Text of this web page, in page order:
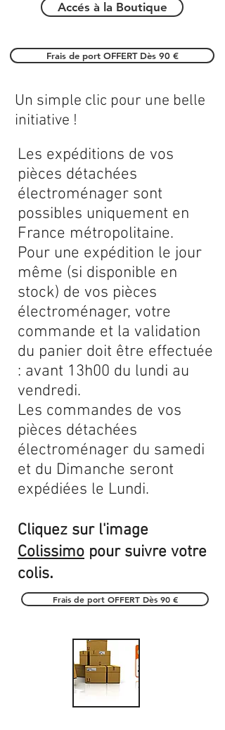
Accés à la Boutique
Frais de port OFFERT Dès 90 €
Les expéditions de vos
pièces détachées
électroménager sont
possibles uniquement en
France métropolitaine.
Pour une expédition le jour
même (si disponible en
stock) de vos pièces
électroménager, votre
commande et la validation
du panier doit être effectuée
: avant 13h00 du lundi au
vendredi.
Les commandes de vos
pièces détachées
électroménager du samedi
et du Dimanche seront
expédiées le Lundi.
Cliquez sur l'image
Colissimo pour suivre votre
colis.
Un simple clic pour une belle
initiative !
Frais de port OFFERT Dès 90 €